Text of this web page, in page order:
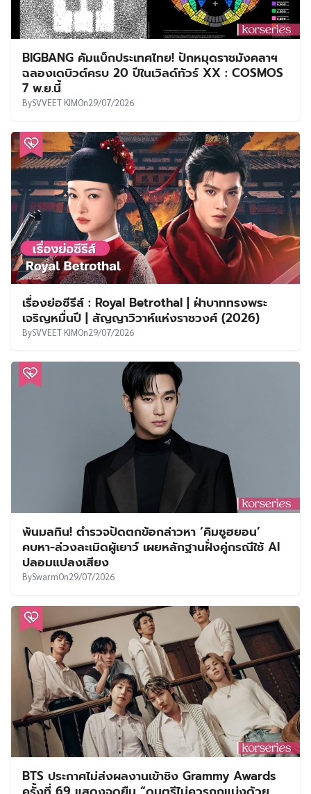
BIGBANG คัมแบ็กประเทศไทย! ปักหมุดราชมังคลาฯ
ฉลองเดบิวต์ครบ 20 ปีในเวิลด์ทัวร์ XX : COSMOS
7 พ.ย.นี้
BySVVEET KIMOn29/07/2026
เรื่องย่อซีรีส์ : Royal Betrothal | ฝ่าบาททรงพระ
เจริญหมื่นปี | สัญญาวิวาห์แห่งราชวงศ์ (2026)
BySVVEET KIMOn29/07/2026
พ้นมลทิน! ตำรวจปัดตกข้อกล่าวหา ‘คิมซูฮยอน’
คบหา-ล่วงละเมิดผู้เยาว์ เผยหลักฐานฝั่งคู่กรณีใช้ AI
ปลอมแปลงเสียง
BySwarmOn29/07/2026
BTS ประกาศไม่ส่งผลงานเข้าชิง Grammy Awards